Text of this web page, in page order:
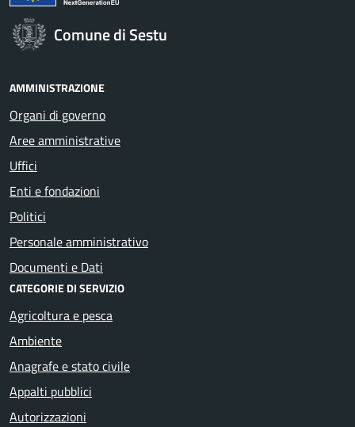
Comune di Sestu
AMMINISTRAZIONE
Organi di governo
Aree amministrative
Uffici
Enti e fondazioni
Politici
Personale amministrativo
Documenti e Dati
CATEGORIE DI SERVIZIO
Agricoltura e pesca
Ambiente
Anagrafe e stato civile
Appalti pubblici
Autorizzazioni